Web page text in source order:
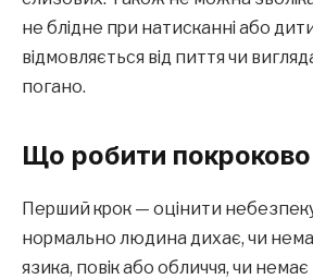
не блідне при натисканні або
відмовляється від пиття чи
погано.
Що робити покроково
Перший крок — оцінити
нормально людина дихає, чи
язика, повік або обличчя, чи